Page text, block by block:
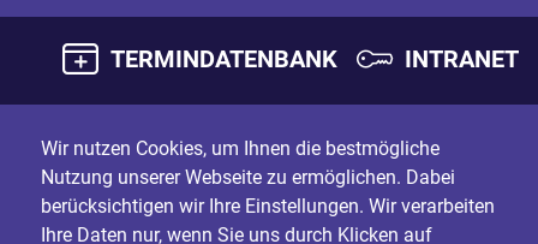
TERMINDATENBANK INTRANET
Wir nutzen Cookies, um Ihnen die bestmögliche
Nutzung unserer Webseite zu ermöglichen. Dabei
berücksichtigen wir Ihre Einstellungen. Wir verarbeiten
Ihre Daten nur, wenn Sie uns durch Klicken auf